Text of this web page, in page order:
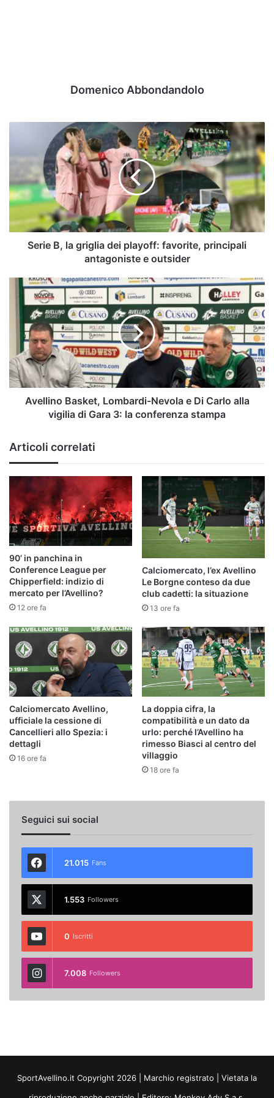
Domenico Abbondandolo
dei
playoff:
favorite,
principali
antagoniste
Serie B, la griglia dei playoff: favorite, principali
antagoniste e outsider
Avellino
Basket,
Lombardi-
Nevola
Carlo
alla
vigilia
conferenza
stampa
Avellino Basket, Lombardi-Nevola e Di Carlo alla
vigilia di Gara 3: la conferenza stampa
Articoli correlati
90’ in panchina in
Conference League per
Chipperfield: indizio di
mercato per l’Avellino?
12 ore fa
Calciomercato, l’ex Avellino
Le Borgne conteso da due
club cadetti: la situazione
13 ore fa
Calciomercato Avellino,
ufficiale la cessione di
Cancellieri allo Spezia: i
dettagli
16 ore fa
La doppia cifra, la
compatibilità e un dato da
urlo: perché l’Avellino ha
rimesso Biasci al centro del
villaggio
18 ore fa
Seguici sui social
21.015 Fans
1.553 Followers
0 Iscritti
7.008 Followers
SportAvellino.it Copyright 2026 | Marchio registrato | Vietata la